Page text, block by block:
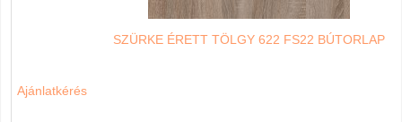
SZÜRKE ÉRETT TÖLGY 622 FS22 BÚTORLAP
Ajánlatkérés